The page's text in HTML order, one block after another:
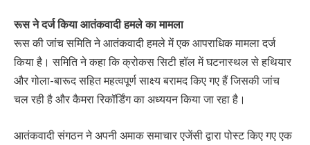
रूस ने दर्ज किया आतंकवादी हमले का मामला
रूस की जांच समिति ने आतंकवादी हमले में एक आपराधिक मामला दर्ज
किया है। समिति ने कहा कि क्रोकस सिटी हॉल में घटनास्थल से हथियार
और गोला-बारूद सहित महत्वपूर्ण साक्ष्य बरामद किए गए हैं जिसकी जांच
चल रही है और कैमरा रिकॉर्डिंग का अध्ययन किया जा रहा है।
आतंकवादी संगठन ने अपनी अमाक समाचार एजेंसी द्वारा पोस्ट किए गए एक